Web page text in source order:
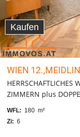
Kaufen
WIEN
HERRSCHAFTLICHES
ZIMMERN plus
WFL: 180 m²
Zi: 6